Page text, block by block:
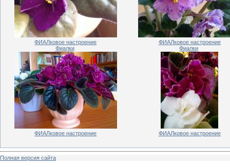
ФИАЛковое настроение
ФИАЛковое настроение
Фиалки
ФИАЛковое настроение
Фиалки
ФИАЛковое настроение
Полная версия сайта